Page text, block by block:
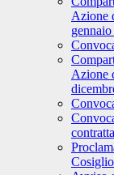
Azione
Azione